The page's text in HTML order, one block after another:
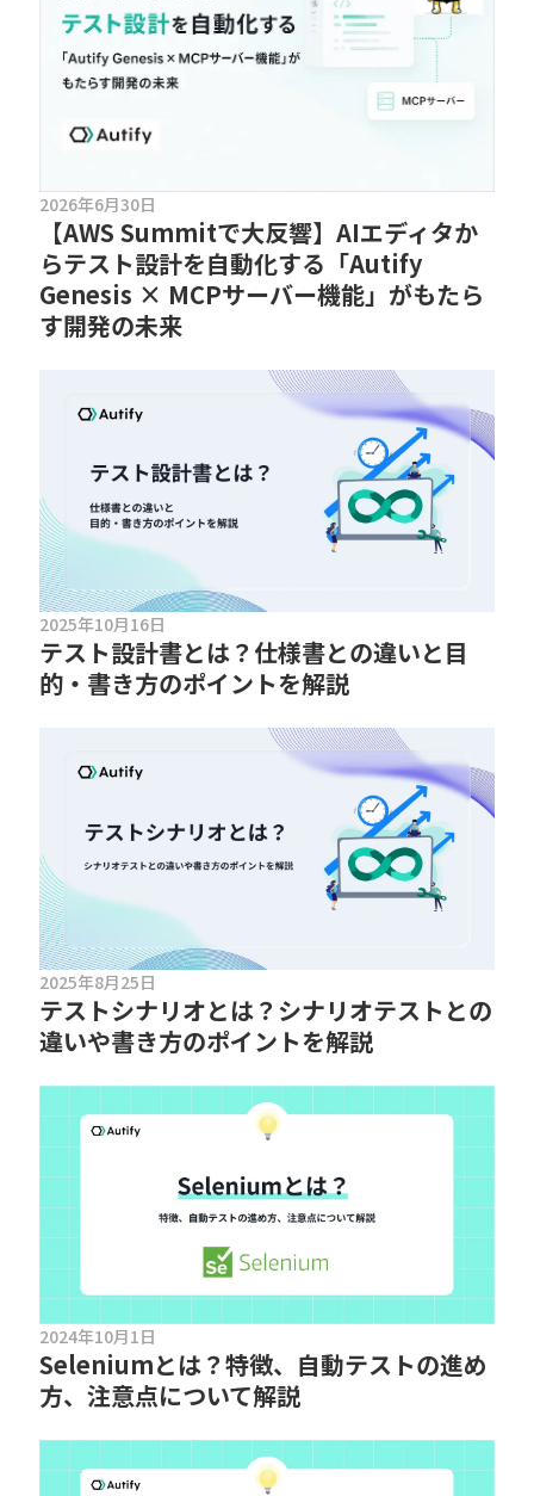
2026年6月30日
【AWS Summitで大反響】AIエディタか
らテスト設計を自動化する「Autify
Genesis × MCPサーバー機能」がもたら
す開発の未来
2025年10月16日
テスト設計書とは？仕様書との違いと目
的・書き方のポイントを解説
2025年8月25日
テストシナリオとは？シナリオテストとの
違いや書き方のポイントを解説
2024年10月1日
Seleniumとは？特徴、自動テストの進め
方、注意点について解説